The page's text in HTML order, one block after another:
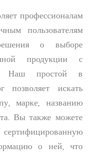
профессионалам
пользователям
о выборе
продукции с
Наш простой в
позволяет искать
марке, названию
Вы также можете
о ней, что